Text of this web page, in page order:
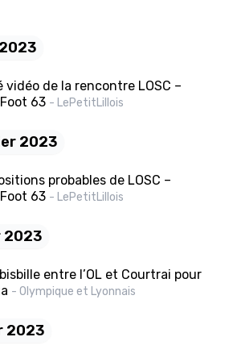
vidéo de la rencontre LOSC –
63 - LePetitLillois
2023
probables de LOSC –
63 - LePetitLillois
2023
entre l’OL et Courtrai pour
- Olympique et Lyonnais
2023